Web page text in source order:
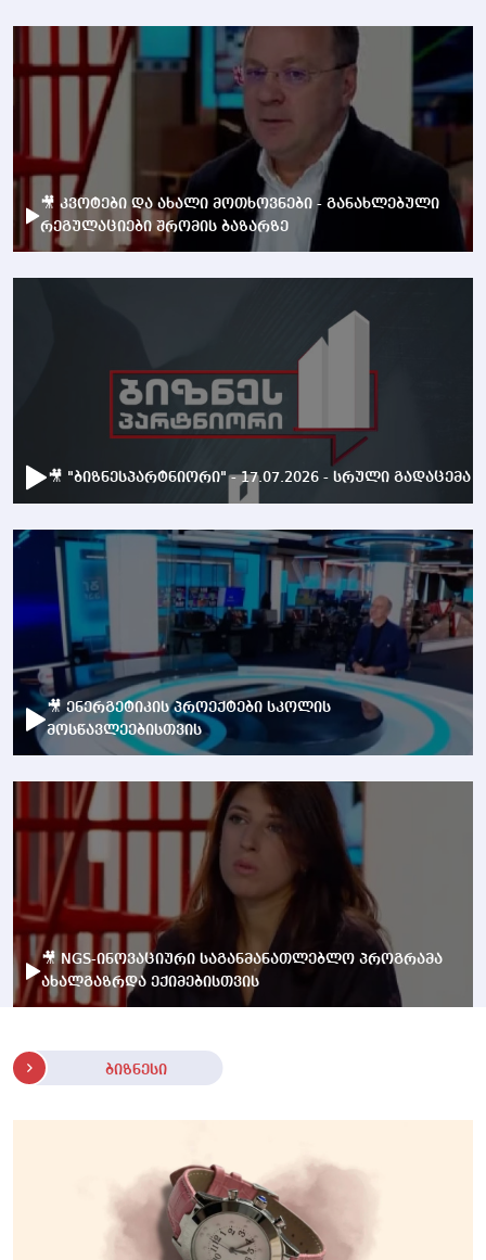
🎥 კვოტები და ახალი მოთხოვნები - განახლებული
რეგულაციები შრომის ბაზარზე
🎥 "ბიზნესპარტნიორი" - 17.07.2026 - სრული გადაცემა
🎥 ენერგეტიკის პროექტები სკოლის
მოსწავლეებისთვის
🎥 NGS-ინოვაციური საგანმანათლებლო პროგრამა
ახალგაზრდა ექიმებისთვის
ბიზნესი